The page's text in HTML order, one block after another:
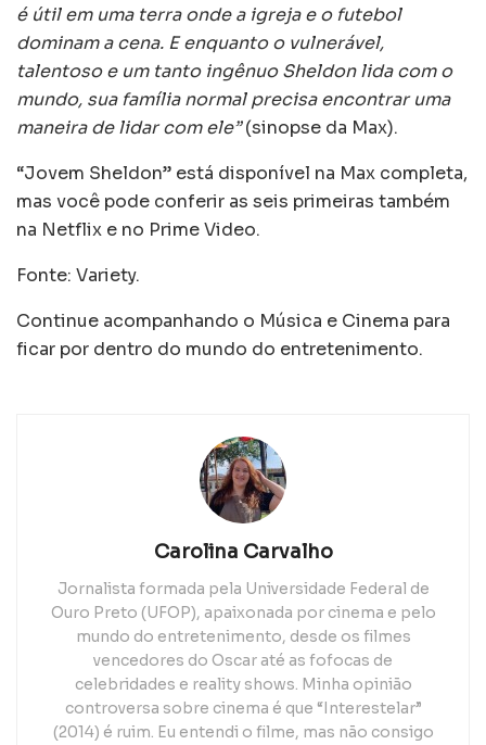
é útil em uma terra onde a igreja e o futebol
dominam a cena. E enquanto o vulnerável,
talentoso e um tanto ingênuo Sheldon lida com o
mundo, sua família normal precisa encontrar uma
maneira de lidar com ele”(sinopse da Max).
“Jovem Sheldon” está disponível na Max completa,
mas você pode conferir as seis primeiras também
na Netflix e no Prime Video.
Fonte: Variety.
Continue acompanhando o Música e Cinema para
ficar por dentro do mundo do entretenimento.
Carolina Carvalho
Jornalista formada pela Universidade Federal de
Ouro Preto (UFOP), apaixonada por cinema e pelo
mundo do entretenimento, desde os filmes
vencedores do Oscar até as fofocas de
celebridades e reality shows. Minha opinião
controversa sobre cinema é que “Interestelar”
(2014) é ruim. Eu entendi o filme, mas não consigo